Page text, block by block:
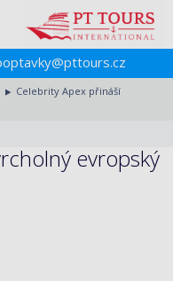
Celebrity Apex přináší
evropský